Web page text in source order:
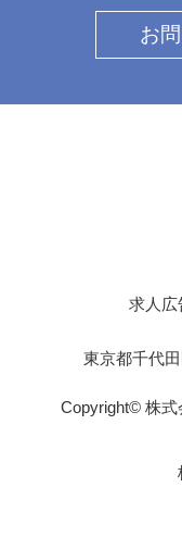
お
求人広
東京都千代
Copyright© 株式